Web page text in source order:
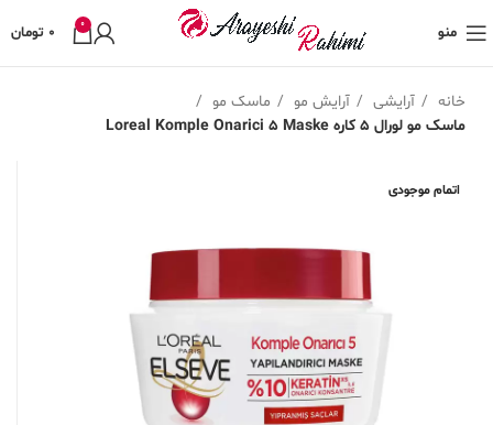
منو 0
0 تومان
خانه آرایشی آرایش مو
ماسک مو
ماسک مو لورال 5 کاره Loreal Komple Onarici 5 Maske
اتمام موجودی